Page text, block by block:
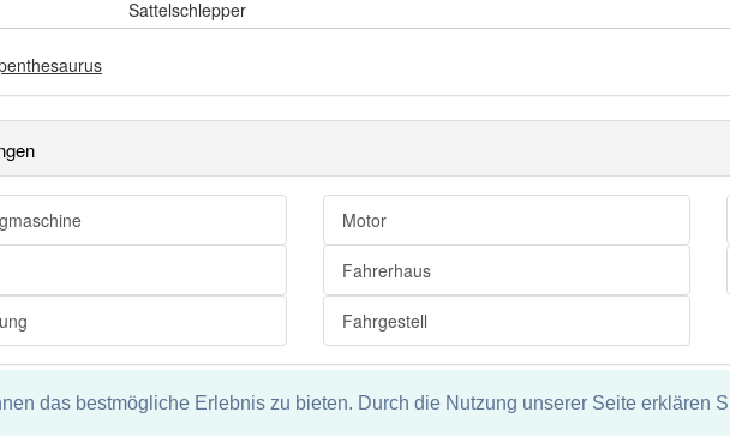
das bestmögliche Erlebnis zu bieten. Durch die Nutzung unserer Seite erklären
Sattelschlepper
Motor
Fahrerhaus
Fahrgestell